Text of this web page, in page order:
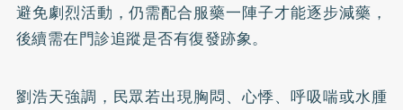
避免劇烈活動，仍需配合服藥一陣子才能逐步減藥，
後續需在門診追蹤是否有復發跡象。
劉浩天強調，民眾若出現胸悶、心悸、呼吸喘或水腫